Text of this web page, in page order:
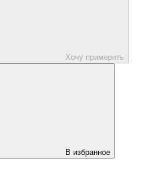
Хочу примерить
В избранное